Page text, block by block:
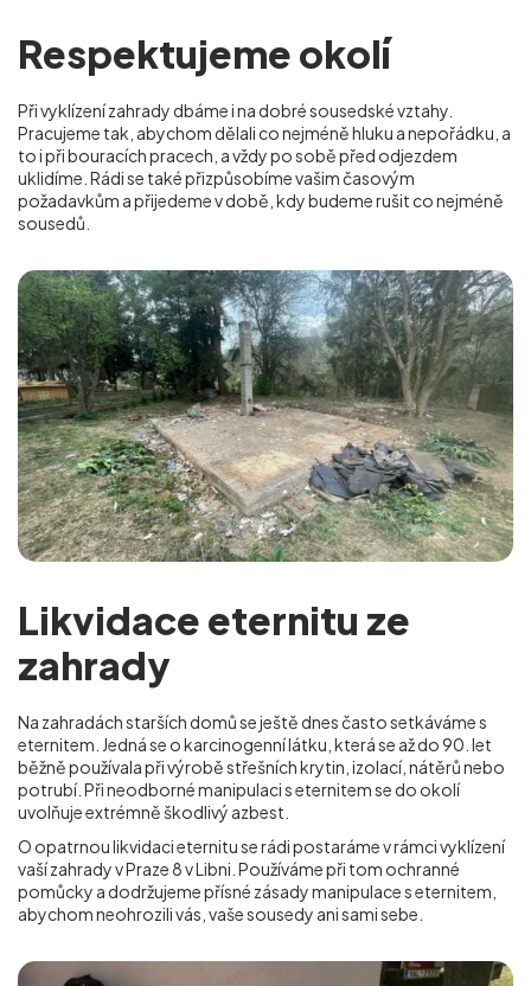
Respektujeme okolí
Při vyklízení zahrady dbáme i na dobré sousedské vztahy.
Pracujeme tak, abychom dělali co nejméně hluku a nepořádku, a
to i při bouracích pracech, a vždy po sobě před odjezdem
uklidíme. Rádi se také přizpůsobíme vašim časovým
požadavkům a přijedeme v době, kdy budeme rušit co nejméně
sousedů.
Likvidace eternitu ze
zahrady
Na zahradách starších domů se ještě dnes často setkáváme s
eternitem. Jedná se o karcinogenní látku, která se až do 90. let
běžně používala při výrobě střešních krytin, izolací, nátěrů nebo
potrubí. Při neodborné manipulaci s eternitem se do okolí
uvolňuje extrémně škodlivý azbest.
O opatrnou likvidaci eternitu se rádi postaráme v rámci vyklízení
vaší zahrady v Praze 8 v Libni . Používáme při tom ochranné
pomůcky a dodržujeme přísné zásady manipulace s eternitem,
abychom neohrozili vás, vaše sousedy ani sami sebe.